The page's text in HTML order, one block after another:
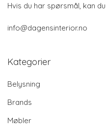
Hvis du har spørsmål, kan
info@dagensinterior.no
Kategorier
Belysning
Brands
Møbler